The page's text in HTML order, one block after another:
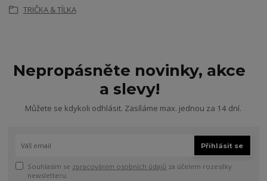
TRIČKA & TÍLKA
Nepropásněte novinky, akce
a slevy!
Můžete se kdykoli odhlásit. Zasíláme max. jednou za 14 dní.
Přihlásit se
Souhlasím se zpracováním osobních údajů za účelem rozesílky
newsletteru.